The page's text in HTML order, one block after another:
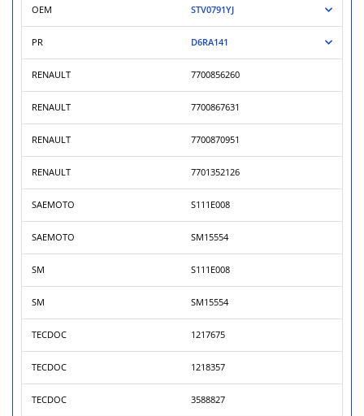
OEM STV0791YJ
PR D6RA141
RENAULT 7700856260
RENAULT 7700867631
RENAULT 7700870951
RENAULT 7701352126
SAEMOTO S111E008
SAEMOTO SM15554
SM S111E008
SM SM15554
TECDOC 1217675
TECDOC 1218357
TECDOC 3588827